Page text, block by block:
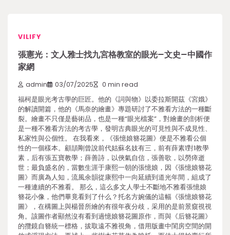
VILIFY
張憲光：文人雅士找九宮格教室的眼光–文史–中國作
家網
admin 03/07/2025 0 min read
福柯是眼光考古學的巨匠。他的《詞與物》以委拉斯開茲《宮娥》
的解讀開篇，他的《馬奈的繪畫》專題研討了不雅看方法的一種斷
裂。繪畫不只僅是藝術品，也是一種“眼光檔案”，對繪畫的剖析便
是一種不雅看方法的考古學，發明古典眼光的可見性與不成見性、
私家性與公個性。 在我看來，《張憶娘簪花圖》便是不雅看公個
性的一個樣本。顧頡剛曾說前代姑蘇名妓有三，前有薛素1對1教學
素，后有張五寶教學；薛善詩，以俠氣自信，張善歌，以勞瘁逝
世；最負盛名的，當數生涯于康熙一朝的張憶娘，因《張憶娘簪花
圖》而廣為人知，流風余韻從康熙中一向延續到道光年間，組成了
一種連續的不雅看。 那么，這么多文人學士不斷地不雅看張憶娘
簪花小像，他們畢竟看到了什么？托名方婉儀的這幅《張憶娘簪花
圖》，在構圖上與楊晉所繪的有很年夜分歧，采用的是前景窺視視
角。該圖作者顯然沒有看到過憶娘簪花圖原作，而與《后簪花圖》
的攬鏡自簪統一標格，拔取遠不雅視角，借用版畫中閨房空間的開